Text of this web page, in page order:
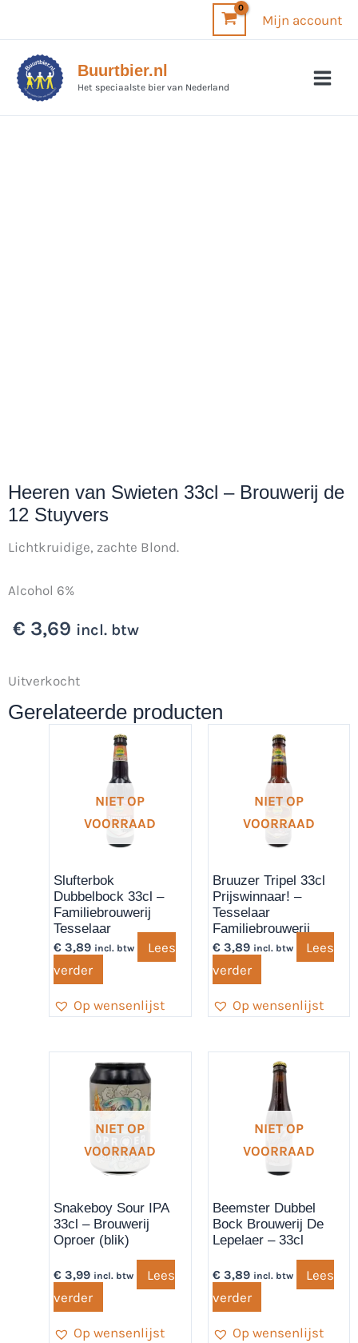
inhoud
Mijn account
Buurtbier.nl
Het speciaalste bier van Nederland
Heeren van Swieten 33cl – Brouwerij de
12 Stuyvers
Lichtkruidige, zachte Blond.
Alcohol 6%
€ 3,69 incl. btw
Uitverkocht
Gerelateerde producten
NIET OP
VOORRAAD
Slufterbok
Dubbelbock 33cl –
Familiebrouwerij
Tesselaar
€ 3,89 incl. btw
Lees
verder
Op wensenlijst
NIET OP
VOORRAAD
Bruuzer Tripel 33cl
Prijswinnaar! –
Tesselaar
Familiebrouwerij
€3,89 incl. btw
Lees
verder
Op wensenlijst
NIET OP
VOORRAAD
Snakeboy Sour IPA
33cl – Brouwerij
Oproer (blik)
€ 3,99 incl. btw
Lees
verder
Op wensenlijst
NIET OP
VOORRAAD
Beemster Dubbel
Bock Brouwerij De
Lepelaer – 33cl
€3,89 incl. btw
Lees
verder
Op wensenlijst